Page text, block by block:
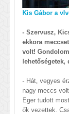
Kis Gábor a
- Szervusz,
ekkora
volt!
- Hát, vegyes
nagy meccs
Eger tudott
ők vezettek.